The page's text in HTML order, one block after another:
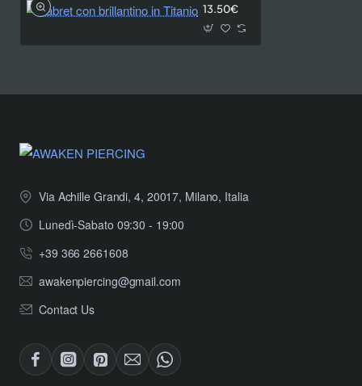
13.50€
Via Achille Grandi, 4, 20017, Milano, Italia
Lunedì-Sabato 09:30 - 19:00
+39 366 2661608
awakenpiercing@gmail.com
Contact Us